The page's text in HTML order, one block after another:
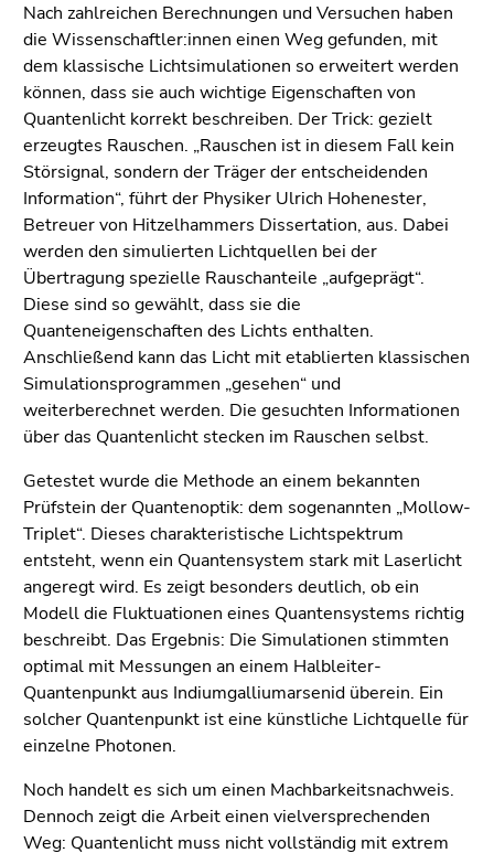
Nach zahlreichen Berechnungen und Versuchen haben
die Wissenschaftler:innen einen Weg gefunden, mit
dem klassische Lichtsimulationen so erweitert werden
können, dass sie auch wichtige Eigenschaften von
Quantenlicht korrekt beschreiben. Der Trick: gezielt
erzeugtes Rauschen. „Rauschen ist in diesem Fall kein
Störsignal, sondern der Träger der entscheidenden
Information“, führt der Physiker Ulrich Hohenester,
Betreuer von Hitzelhammers Dissertation, aus. Dabei
werden den simulierten Lichtquellen bei der
Übertragung spezielle Rauschanteile „aufgeprägt“.
Diese sind so gewählt, dass sie die
Quanteneigenschaften des Lichts enthalten.
Anschließend kann das Licht mit etablierten klassischen
Simulationsprogrammen „gesehen“ und
weiterberechnet werden. Die gesuchten Informationen
über das Quantenlicht stecken im Rauschen selbst.
Getestet wurde die Methode an einem bekannten
Prüfstein der Quantenoptik: dem sogenannten „Mollow-
Triplet“. Dieses charakteristische Lichtspektrum
entsteht, wenn ein Quantensystem stark mit Laserlicht
angeregt wird. Es zeigt besonders deutlich, ob ein
Modell die Fluktuationen eines Quantensystems richtig
beschreibt. Das Ergebnis: Die Simulationen stimmten
optimal mit Messungen an einem Halbleiter-
Quantenpunkt aus Indiumgalliumarsenid überein. Ein
solcher Quantenpunkt ist eine künstliche Lichtquelle für
einzelne Photonen.
Noch handelt es sich um einen Machbarkeitsnachweis.
Dennoch zeigt die Arbeit einen vielversprechenden
Weg: Quantenlicht muss nicht vollständig mit extrem